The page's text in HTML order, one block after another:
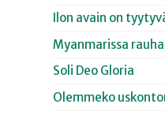
Ilon avain on
Myanmarissa
Soli Deo Gloria
Olemmeko